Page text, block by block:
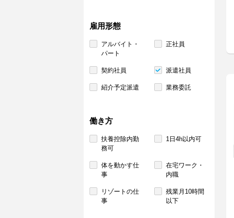
雇用形態
アルバイト・
パート
正社員
契約社員 派遣社員
紹介予定派遣 業務委託
働き方
扶養控除内勤
務可
1日4h以内可
体を動かす仕
事
在宅ワーク・
内職
リゾートの仕
事
残業月10時間
以下